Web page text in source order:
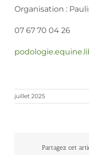
Organisation :
07 67 70 04 26
juillet 2025
Partagez cet